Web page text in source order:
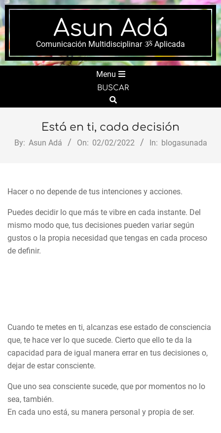
Skip
to
content
Asun Adá
Comunicación Multidisciplinar ૐ Aplicada
Menu
BUSCAR
Search
Está en ti, cada decisión
By: Asun Adá On: 02/02/2022 In: blogasunada
Hacer o no depende de tus intenciones y acciones.
Puedes decidir lo que más te vibre en cada instante. Del
mismo modo que, tus decisiones pueden variar según
gustos o la propia necesidad que tengas en cada proceso
de definir.
Cuando te metes en ti, alcanzas ese estado de consciencia
que, te hace ver lo que sucede. Cierto que ello te da la
capacidad para de igual manera errar en tus decisiones o,
dejar de estar consciente.
Que uno sea consciente sucede, que por momentos no lo
sea, también.
En cada uno está, su manera personal y propia de ser.